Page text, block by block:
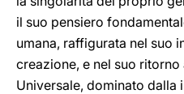
il suo pensiero
umana, raffigurata nel suo
creazione, e nel suo
Universale, dominato dalla